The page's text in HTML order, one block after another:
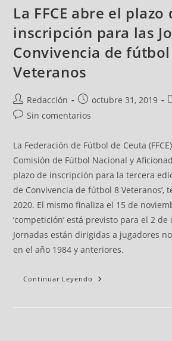
La FFCE abre el plazo
inscripción para las
Convivencia de
Veteranos
Redacción octubre 31, 2019
Sin comentarios
La Federación de Fútbol de Ceuta
Comisión de Fútbol Nacional y
plazo de inscripción para la tercera
de Convivencia de fútbol 8 Veteranos’,
2020. El mismo finaliza el 15 de
‘competición’ está previsto para el 2
Jornadas están dirigidas a jugadores
en el año 1984 y anteriores.
Continuar Leyendo